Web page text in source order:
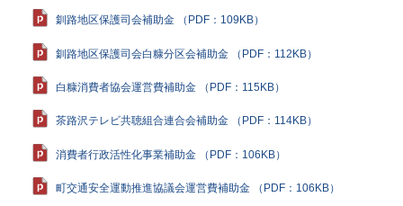
釧路地区保護司会補助金 （PDF：109KB）
釧路地区保護司会白糠分区会補助金 （PDF：112KB）
白糠消費者協会運営費補助金 （PDF：115KB）
茶路沢テレビ共聴組合連合会補助金 （PDF：114KB）
消費者行政活性化事業補助金 （PDF：106KB）
町交通安全運動推進協議会運営費補助金 （PDF：106KB）